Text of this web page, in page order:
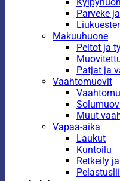
Parveke
Makuuhuone
Peitot ja
Patjat ja
Vaahtomuovit
Muut
Vapaa-aika
Laukut
Kuntoilu
Retkeily